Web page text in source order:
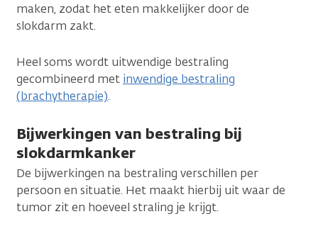
maken, zodat het eten makkelijker door de
slokdarm zakt.
Heel soms wordt uitwendige bestraling
gecombineerd met inwendige bestraling
(brachytherapie).
Bijwerkingen van bestraling bij
slokdarmkanker
De bijwerkingen na bestraling verschillen per
persoon en situatie. Het maakt hierbij uit waar de
tumor zit en hoeveel straling je krijgt.